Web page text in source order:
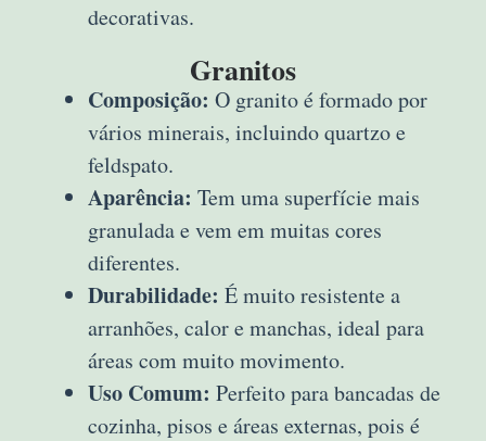
decorativas.
Granitos
Composição: O granito é formado por
vários minerais, incluindo quartzo e
feldspato.
Aparência: Tem uma superfície mais
granulada e vem em muitas cores
diferentes.
Durabilidade: É muito resistente a
arranhões, calor e manchas, ideal para
áreas com muito movimento.
Uso Comum: Perfeito para bancadas de
cozinha, pisos e áreas externas, pois é